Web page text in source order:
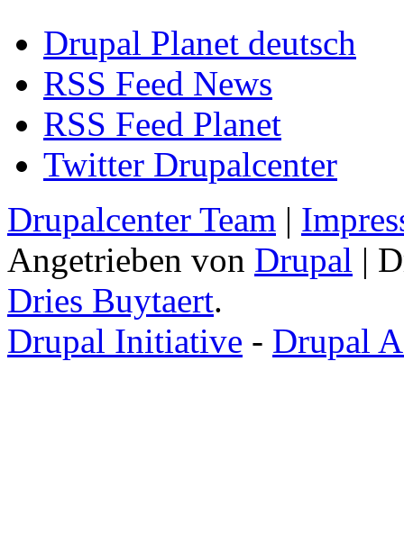
Drupal Planet deutsch
RSS Feed News
RSS Feed Planet
Twitter Drupalcenter
Drupalcenter Team |
Angetrieben von Drupal |
Dries Buytaert.
Drupal Initiative - Drupal